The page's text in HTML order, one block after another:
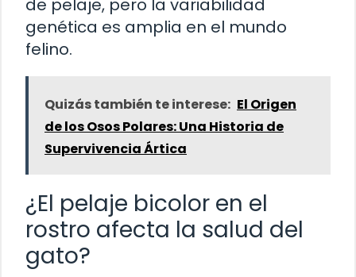
de pelaje, pero la variabilidad
genética es amplia en el mundo
felino.
Quizás también te interese: El Origen
de los Osos Polares: Una Historia de
Supervivencia Ártica
¿El pelaje bicolor en el
rostro afecta la salud del
gato?